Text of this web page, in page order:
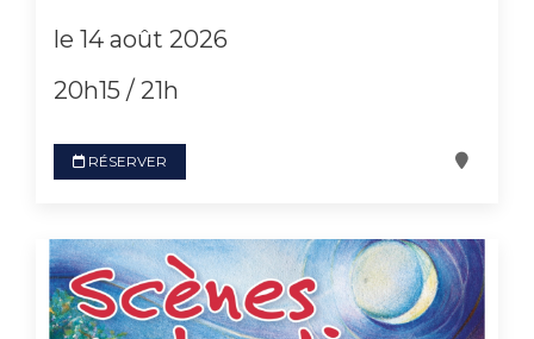
le 14 août 2026
20h15 / 21h
RÉSERVER